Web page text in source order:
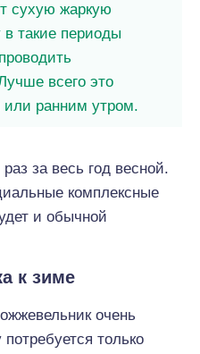
сухую жаркую
в такие периоды
всего это
или ранним утром.
за весь год весной.
комплексные
и обычной
к зиме
очень
только